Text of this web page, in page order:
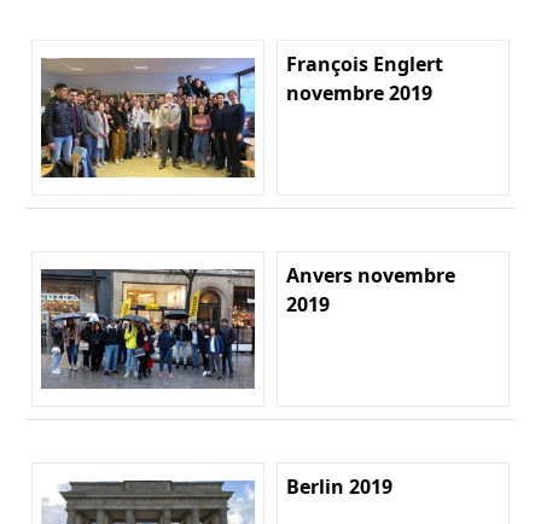
François Englert
novembre 2019
Anvers novembre
2019
Berlin 2019